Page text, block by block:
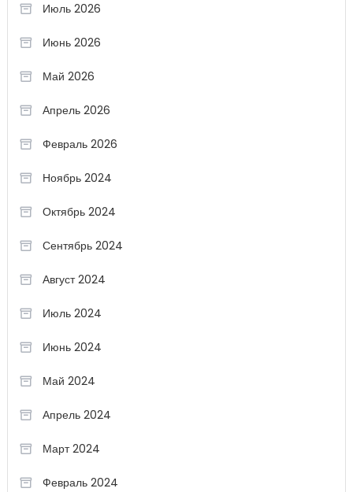
Июль 2026
Июнь 2026
Май 2026
Апрель 2026
Февраль 2026
Ноябрь 2024
Октябрь 2024
Сентябрь 2024
Август 2024
Июль 2024
Июнь 2024
Май 2024
Апрель 2024
Март 2024
Февраль 2024